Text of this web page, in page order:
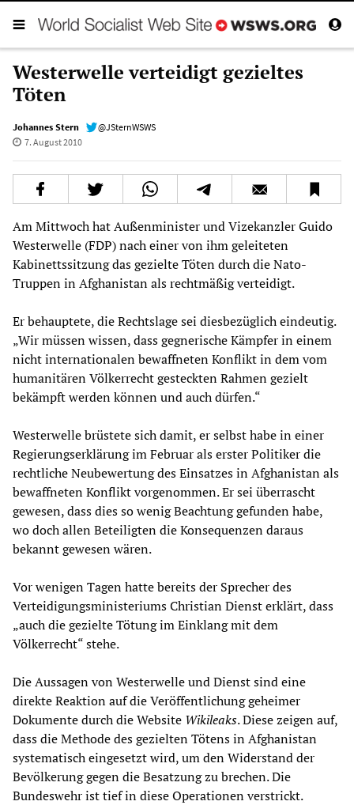
Westerwelle verteidigt gezieltes
Töten
Johannes Stern
@JSternWSWS
7. August 2010
Am Mittwoch hat Außenminister und Vizekanzler Guido
Westerwelle (FDP) nach einer von ihm geleiteten
Kabinettssitzung das gezielte Töten durch die Nato-
Truppen in Afghanistan als rechtmäßig verteidigt.
Er behauptete, die Rechtslage sei diesbezüglich eindeutig.
„Wir müssen wissen, dass gegnerische Kämpfer in einem
nicht internationalen bewaffneten Konflikt in dem vom
humanitären Völkerrecht gesteckten Rahmen gezielt
bekämpft werden können und auch dürfen.“
Westerwelle brüstete sich damit, er selbst habe in einer
Regierungserklärung im Februar als erster Politiker die
rechtliche Neubewertung des Einsatzes in Afghanistan als
bewaffneten Konflikt vorgenommen. Er sei überrascht
gewesen, dass dies so wenig Beachtung gefunden habe,
wo doch allen Beteiligten die Konsequenzen daraus
bekannt gewesen wären.
Vor wenigen Tagen hatte bereits der Sprecher des
Verteidigungsministeriums Christian Dienst erklärt, dass
„auch die gezielte Tötung im Einklang mit dem
Völkerrecht“ stehe.
Die Aussagen von Westerwelle und Dienst sind eine
direkte Reaktion auf die Veröffentlichung geheimer
Dokumente durch die Website Wikileaks. Diese zeigen auf,
dass die Methode des gezielten Tötens in Afghanistan
systematisch eingesetzt wird, um den Widerstand der
Bevölkerung gegen die Besatzung zu brechen. Die
Bundeswehr ist tief in diese Operationen verstrickt.